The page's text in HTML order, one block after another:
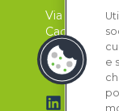
Via Pietro
Cagliari
09129
e